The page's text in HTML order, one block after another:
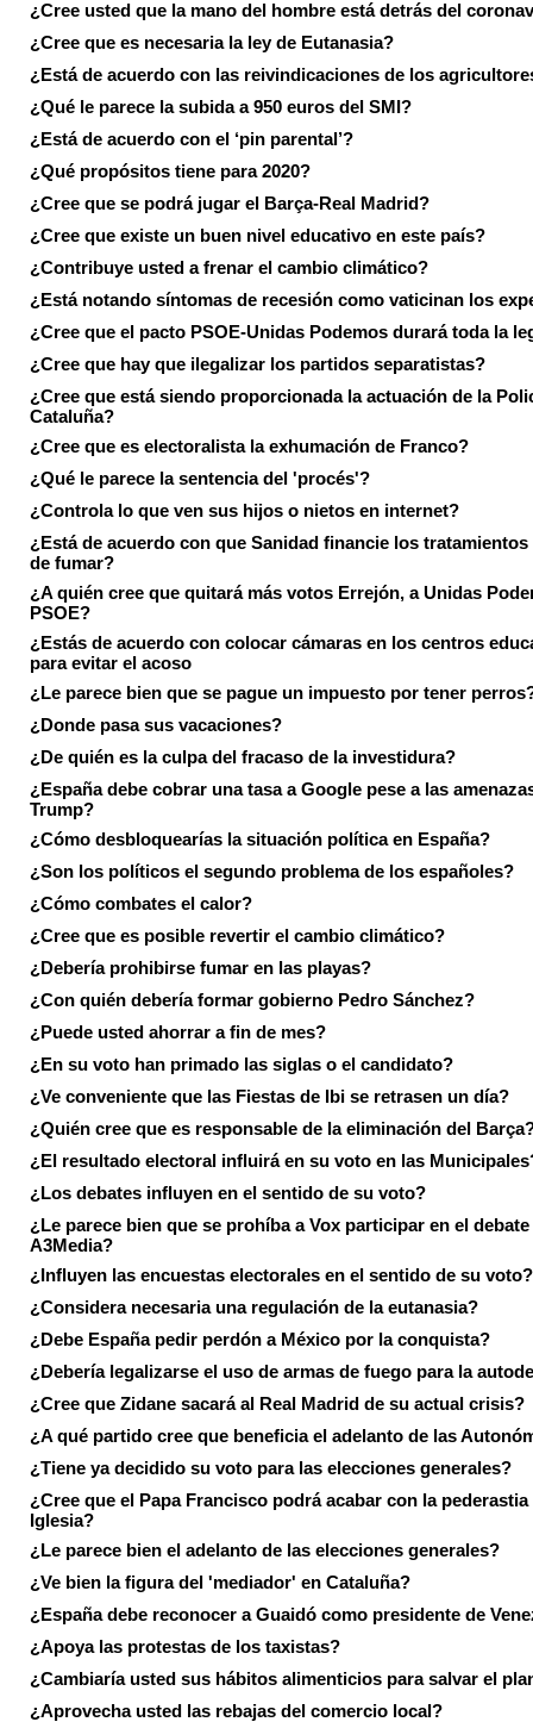
¿Cree usted que la mano del hombre está detrás del
¿Cree que es necesaria la ley de Eutanasia?
¿Está de acuerdo con las reivindicaciones de los
¿Qué le parece la subida a 950 euros del SMI?
¿Está de acuerdo con el ‘pin parental’?
¿Qué propósitos tiene para 2020?
¿Cree que se podrá jugar el Barça-Real Madrid?
¿Cree que existe un buen nivel educativo en este país?
¿Contribuye usted a frenar el cambio climático?
¿Está notando síntomas de recesión como vaticinan los
¿Cree que el pacto PSOE-Unidas Podemos durará toda la
¿Cree que hay que ilegalizar los partidos separatistas?
¿Cree que está siendo proporcionada la actuación de la
Cataluña?
¿Cree que es electoralista la exhumación de Franco?
¿Qué le parece la sentencia del 'procés'?
¿Controla lo que ven sus hijos o nietos en internet?
¿Está de acuerdo con que Sanidad financie los tratamientos
de fumar?
¿A quién cree que quitará más votos Errejón, a Unidas
PSOE?
¿Estás de acuerdo con colocar cámaras en los centros
para evitar el acoso
¿Le parece bien que se pague un impuesto por tener
¿Donde pasa sus vacaciones?
¿De quién es la culpa del fracaso de la investidura?
¿España debe cobrar una tasa a Google pese a las
Trump?
¿Cómo desbloquearías la situación política en España?
¿Son los políticos el segundo problema de los españoles?
¿Cómo combates el calor?
¿Cree que es posible revertir el cambio climático?
¿Debería prohibirse fumar en las playas?
¿Con quién debería formar gobierno Pedro Sánchez?
¿Puede usted ahorrar a fin de mes?
¿En su voto han primado las siglas o el candidato?
¿Ve conveniente que las Fiestas de Ibi se retrasen un día?
¿Quién cree que es responsable de la eliminación del
¿El resultado electoral influirá en su voto en las
¿Los debates influyen en el sentido de su voto?
¿Le parece bien que se prohíba a Vox participar en el debate
A3Media?
¿Influyen las encuestas electorales en el sentido de su voto?
¿Considera necesaria una regulación de la eutanasia?
¿Debe España pedir perdón a México por la conquista?
¿Debería legalizarse el uso de armas de fuego para la
¿Cree que Zidane sacará al Real Madrid de su actual crisis?
¿A qué partido cree que beneficia el adelanto de las
¿Tiene ya decidido su voto para las elecciones generales?
¿Cree que el Papa Francisco podrá acabar con la pederastia
Iglesia?
¿Le parece bien el adelanto de las elecciones generales?
¿Ve bien la figura del 'mediador' en Cataluña?
¿España debe reconocer a Guaidó como presidente de
¿Apoya las protestas de los taxistas?
¿Cambiaría usted sus hábitos alimenticios para salvar el
¿Aprovecha usted las rebajas del comercio local?